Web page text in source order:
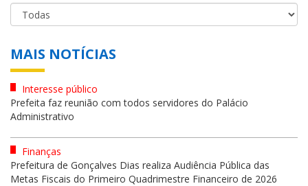
MAIS NOTÍCIAS
Interesse público
Prefeita faz reunião com todos servidores do Palácio
Administrativo
Finanças
Prefeitura de Gonçalves Dias realiza Audiência Pública das
Metas Fiscais do Primeiro Quadrimestre Financeiro de 2026